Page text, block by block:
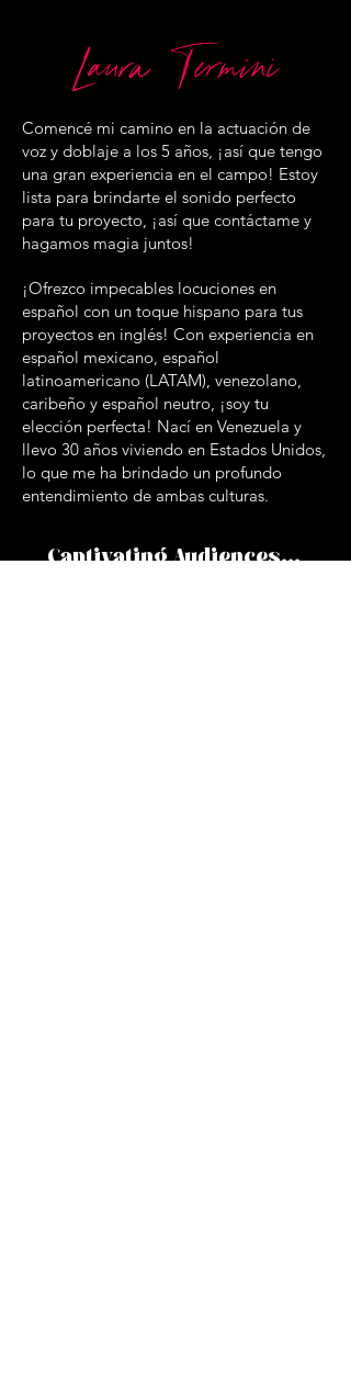
Laura Termini
Comencé mi camino en la actuación de
voz y doblaje a los 5 años, ¡así que tengo
una gran experiencia en el campo! Estoy
lista para brindarte el sonido perfecto
para tu proyecto, ¡así que contáctame y
hagamos magia juntos!
¡Ofrezco impecables locuciones en
español con un toque hispano para tus
proyectos en inglés! Con experiencia en
español mexicano, español
latinoamericano (LATAM), venezolano,
caribeño y español neutro, ¡soy tu
elección perfecta! Nací en Venezuela y
llevo 30 años viviendo en Estados Unidos,
lo que me ha brindado un profundo
entendimiento de ambas culturas.
Captivating Audiences...